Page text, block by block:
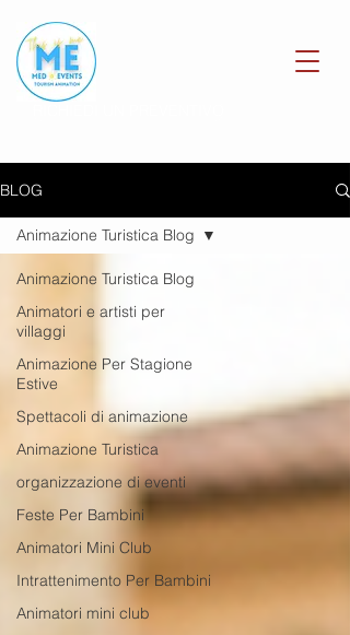
BLOG
Animazione Turistica Blog
Animatori e artisti per
villaggi
Animazione Per Stagione
Estive
Spettacoli di animazione
Animazione Turistica
organizzazione di eventi
Feste Per Bambini
Animatori Mini Club
Intrattenimento Per Bambini
Animatori mini club
Animazione Turistica Blog